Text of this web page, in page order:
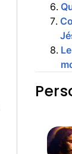
6.
7.
8.